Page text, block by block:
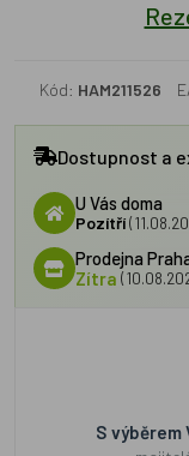
Kód: HAM211526
Dostupnost a
U Vás doma
Pozítří
Prodejna
Zítra
S